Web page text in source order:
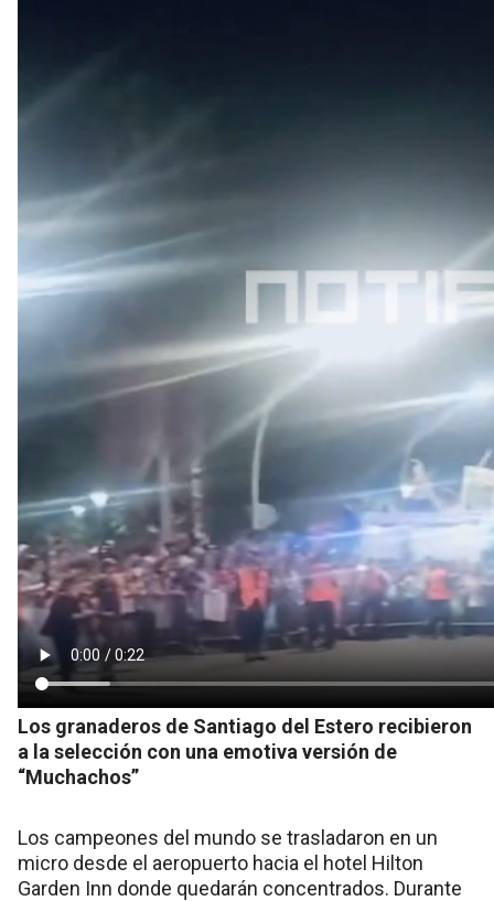
Los granaderos de Santiago del Estero recibieron
a la selección con una emotiva versión de
“Muchachos”
Los campeones del mundo se trasladaron en un
micro desde el aeropuerto hacia el hotel Hilton
Garden Inn donde quedarán concentrados. Durante